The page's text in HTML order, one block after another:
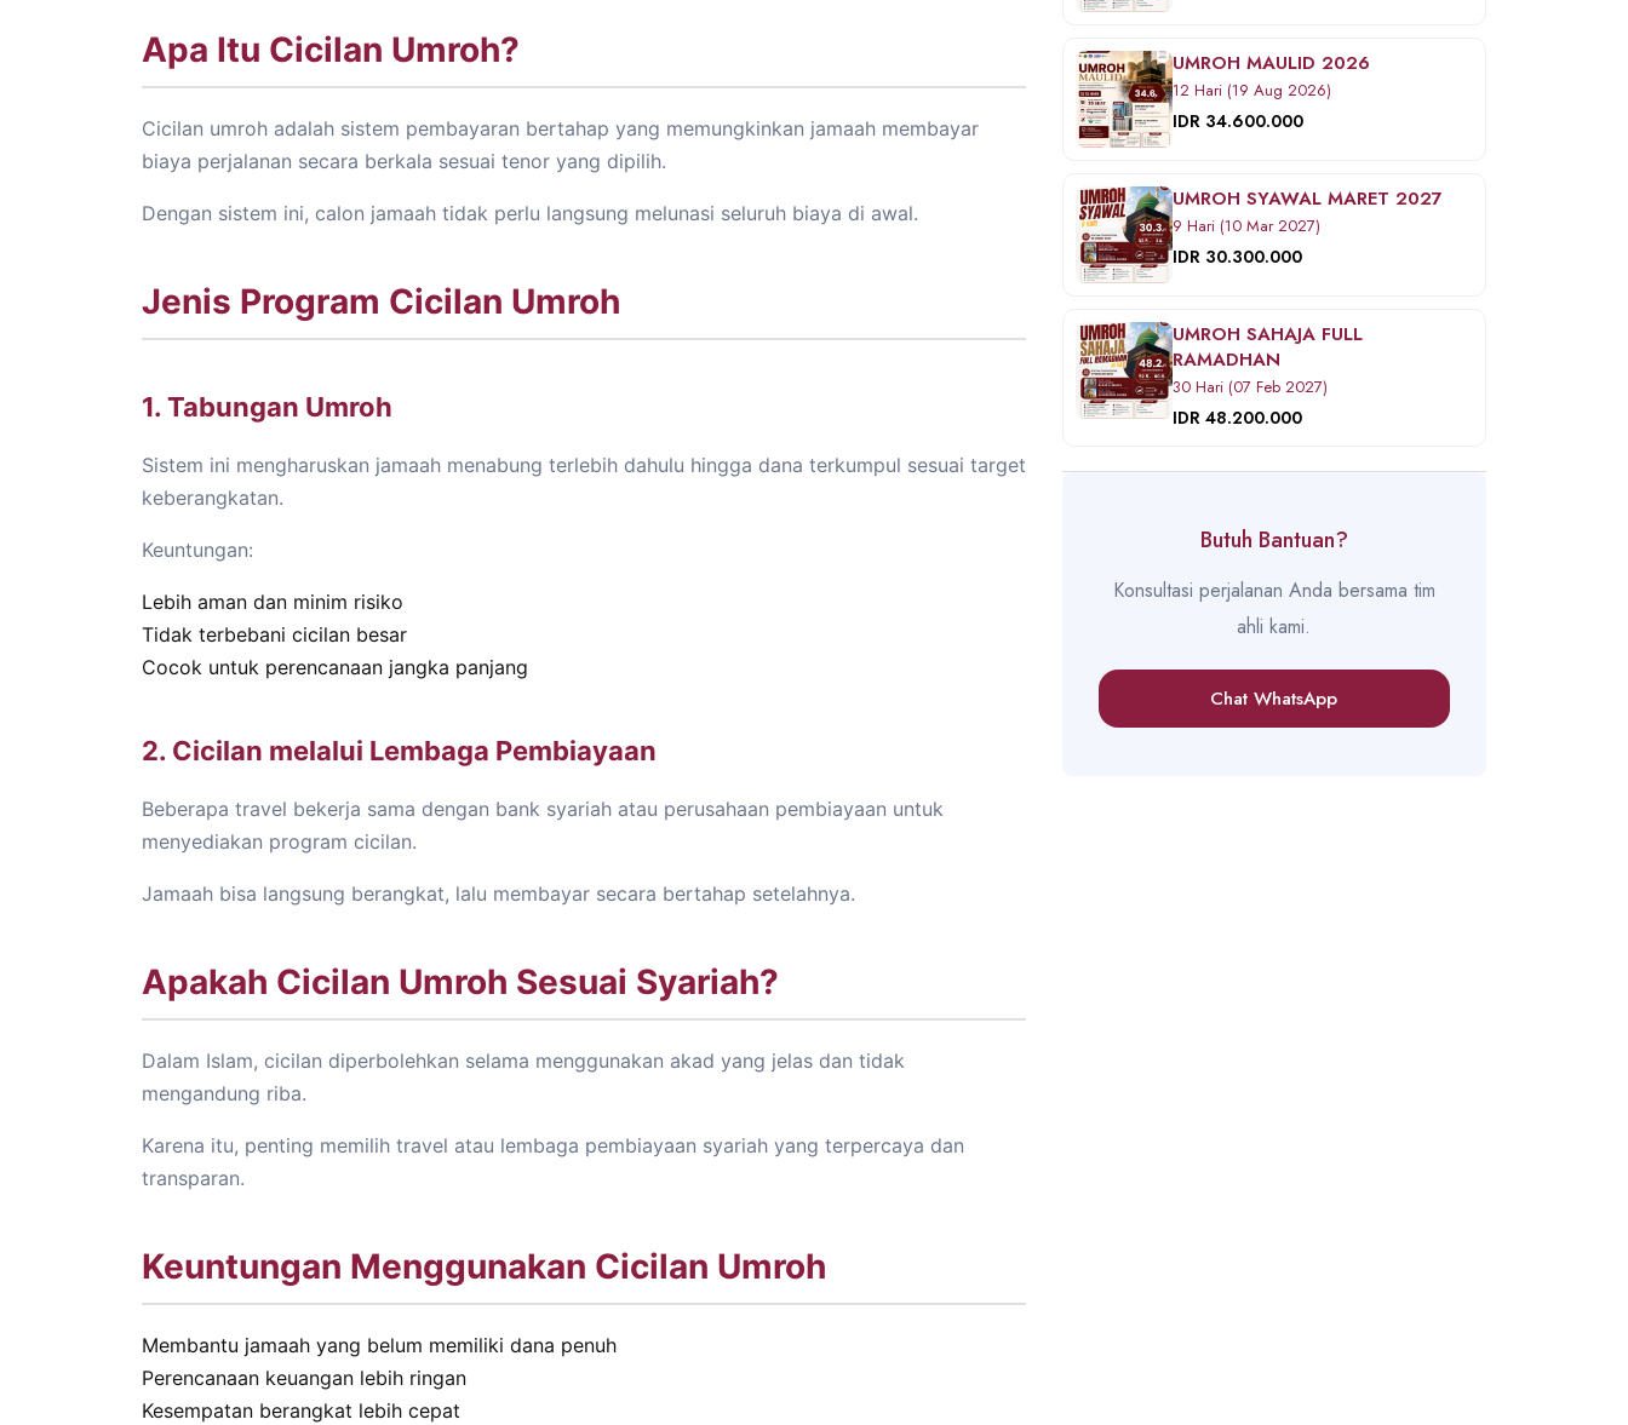
Apa Itu Cicilan Umroh?
Cicilan umroh adalah sistem pembayaran bertahap yang memungkinkan jamaah membayar
biaya perjalanan secara berkala sesuai tenor yang dipilih.
Dengan sistem ini, calon jamaah tidak perlu langsung melunasi seluruh biaya di awal.
Jenis Program Cicilan Umroh
1. Tabungan Umroh
Sistem ini mengharuskan jamaah menabung terlebih dahulu hingga dana terkumpul sesuai target
keberangkatan.
Keuntungan:
Lebih aman dan minim risiko
Tidak terbebani cicilan besar
Cocok untuk perencanaan jangka panjang
2. Cicilan melalui Lembaga Pembiayaan
Beberapa travel bekerja sama dengan bank syariah atau perusahaan pembiayaan untuk
menyediakan program cicilan.
Jamaah bisa langsung berangkat, lalu membayar secara bertahap setelahnya.
Apakah Cicilan Umroh Sesuai Syariah?
Dalam Islam, cicilan diperbolehkan selama menggunakan akad yang jelas dan tidak
mengandung riba.
Karena itu, penting memilih travel atau lembaga pembiayaan syariah yang terpercaya dan
transparan.
Keuntungan Menggunakan Cicilan Umroh
Membantu jamaah yang belum memiliki dana penuh
Perencanaan keuangan lebih ringan
Kesempatan berangkat lebih cepat
UMROH MAULID 2026
12 Hari (19 Aug 2026)
IDR 34.600.000
UMROH SYAWAL MARET 2027
9 Hari (10 Mar 2027)
IDR 30.300.000
UMROH SAHAJA FULL
RAMADHAN
30 Hari (07 Feb 2027)
IDR 48.200.000
Butuh Bantuan?
Konsultasi perjalanan Anda bersama tim
ahli kami.
Chat WhatsApp